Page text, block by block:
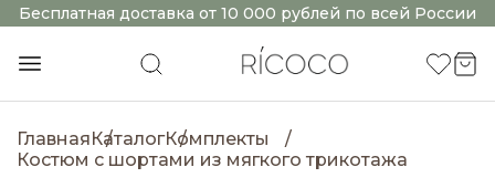
Бесплатная доставка от 10 000 рублей по всей России
ГлавнаяКаталогКомплекты
Костюм с шортами из мягкого трикотажа